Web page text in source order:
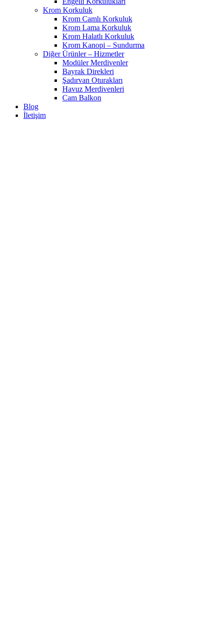
Krom Korkuluk
Krom Camlı Korkuluk
Krom Lama Korkuluk
Krom Halatlı Korkuluk
Krom Kanopi – Sundurma
Diğer Ürünler – Hizmetler
Modüler Merdivenler
Bayrak Direkleri
Şadırvan Oturakları
Havuz Merdivenleri
Cam Balkon
Blog
İletişim